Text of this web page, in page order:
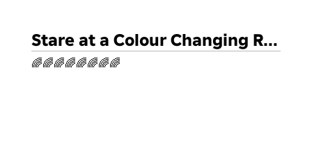
Stare at a Colour Changing Rainbow block
🌈🌈🌈🌈🌈🌈🌈🌈